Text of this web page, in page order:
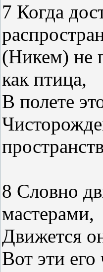
7 Когда
(Никем) не
как птица,
В полете
8 Словно
мастерами,
Движется
Вот эти